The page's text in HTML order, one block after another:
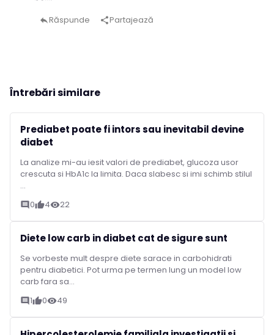
replyRăspunde sharePartajează
Întrebări similare
Prediabet poate fi intors sau inevitabil devine
diabet
La analize mi-au iesit valori de prediabet, glucoza usor
crescuta si HbA1c la limita. Daca slabesc si imi schimb stilul
...
comment 0thumb_up4visibility22
Diete low carb in diabet cat de sigure sunt
Se vorbeste mult despre diete sarace in carbohidrati
pentru diabetici. Pot urma pe termen lung un model low
carb fara sa...
comment 1thumb_up0visibility49